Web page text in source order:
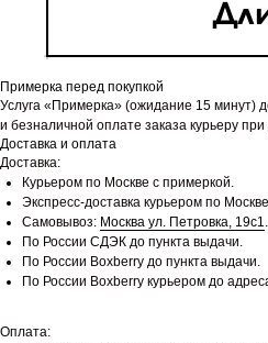
Примерка перед покупкой
Услуга «Примерка» (ожидание 15 минут)
и безналичной оплате заказа курьеру
Доставка и оплата
Доставка:
Курьером по Москве с примеркой.
Экспресс-доставка курьером по
Самовывоз: Москва ул. Петровка, 19с1.
По России СДЭК до пункта выдачи.
По России Boxberry до пункта выдачи.
По России Boxberry курьером до
Оплата: